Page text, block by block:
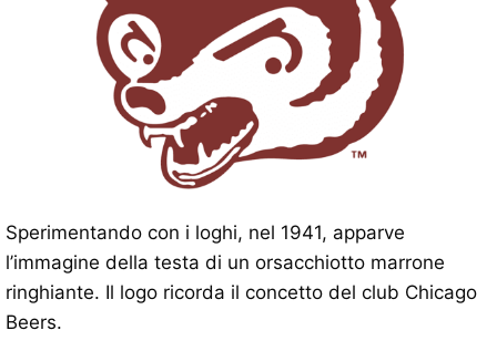
Sperimentando con i loghi, nel 1941, apparve
l’immagine della testa di un orsacchiotto marrone
ringhiante. Il logo ricorda il concetto del club Chicago
Beers.